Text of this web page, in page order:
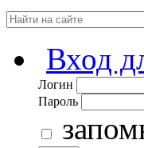
Вход
Логин
Пароль